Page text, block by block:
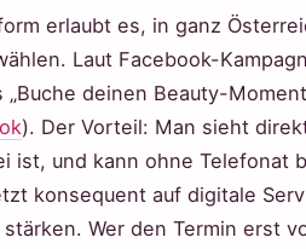
erlaubt es, in ganz
Laut Facebook-
deinen Beauty-
). Der Vorteil: Man sieht
ist, und kann ohne Telefonat
konsequent auf digitale
Wer den Termin erst